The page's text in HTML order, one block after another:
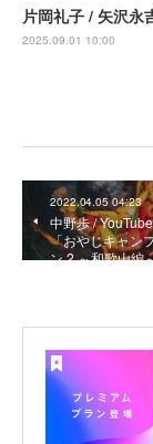
片岡礼子 / 矢沢永
2025.09.01 10:00
2022.04.05 04:23
中野歩 /
「おやじキャン
ン 2 ～和歌山編